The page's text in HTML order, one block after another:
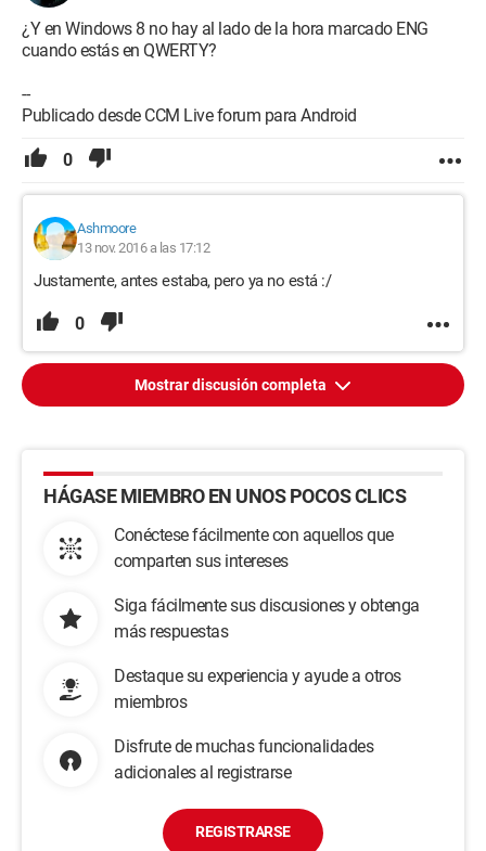
¿Y en Windows 8 no hay al lado de la hora marcado ENG
cuando estás en QWERTY?
--
Publicado desde CCM Live forum para Android
0
Ashmoore
13 nov. 2016 a las 17:12
Justamente, antes estaba, pero ya no está :/
0
Mostrar discusión completa
HÁGASE MIEMBRO EN UNOS POCOS CLICS
Conéctese fácilmente con aquellos que
comparten sus intereses
Siga fácilmente sus discusiones y obtenga
más respuestas
Destaque su experiencia y ayude a otros
miembros
Disfrute de muchas funcionalidades
adicionales al registrarse
REGISTRARSE